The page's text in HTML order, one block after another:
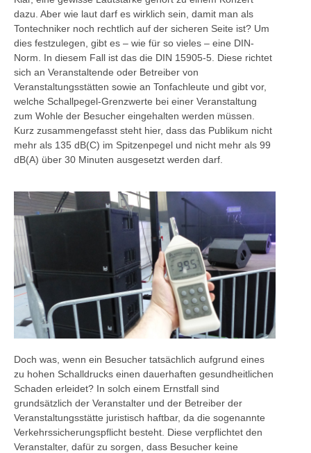
dazu. Aber wie laut darf es wirklich sein, damit man als
Tontechniker noch rechtlich auf der sicheren Seite ist? Um
dies festzulegen, gibt es – wie für so vieles – eine DIN-
Norm. In diesem Fall ist das die DIN 15905-5. Diese richtet
sich an Veranstaltende oder Betreiber von
Veranstaltungsstätten sowie an Tonfachleute und gibt vor,
welche Schallpegel-Grenzwerte bei einer Veranstaltung
zum Wohle der Besucher eingehalten werden müssen.
Kurz zusammengefasst steht hier, dass das Publikum nicht
mehr als 135 dB(C) im Spitzenpegel und nicht mehr als 99
dB(A) über 30 Minuten ausgesetzt werden darf.
Doch was, wenn ein Besucher tatsächlich aufgrund eines
zu hohen Schalldrucks einen dauerhaften gesundheitlichen
Schaden erleidet? In solch einem Ernstfall sind
grundsätzlich der Veranstalter und der Betreiber der
Veranstaltungsstätte juristisch haftbar, da die sogenannte
Verkehrssicherungspflicht besteht. Diese verpflichtet den
Veranstalter, dafür zu sorgen, dass Besucher keine